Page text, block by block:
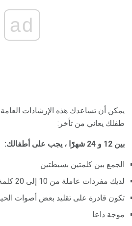
ad
يمكن أن تساعدك هذه الإرشادات العامة
طفلك يعاني من تأخر:
بين 12 و 24 شهرًا ، يجب على أطفالك:
الجمع بين كلمتين بسيطتين
لديك مفردات عاملة من 10 إلى 20 كلمة
تكون قادرة على تقليد بعض أصوات
موجة داعا